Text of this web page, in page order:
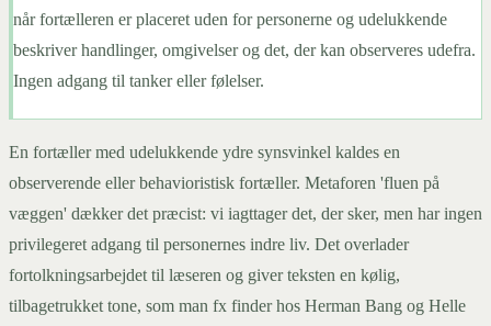
når fortælleren er placeret uden for personerne og udelukkende
beskriver handlinger, omgivelser og det, der kan observeres udefra.
Ingen adgang til tanker eller følelser.
En fortæller med udelukkende ydre synsvinkel kaldes en
observerende eller behavioristisk fortæller. Metaforen 'fluen på
væggen' dækker det præcist: vi iagttager det, der sker, men har ingen
privilegeret adgang til personernes indre liv. Det overlader
fortolkningsarbejdet til læseren og giver teksten en kølig,
tilbagetrukket tone, som man fx finder hos Herman Bang og Helle